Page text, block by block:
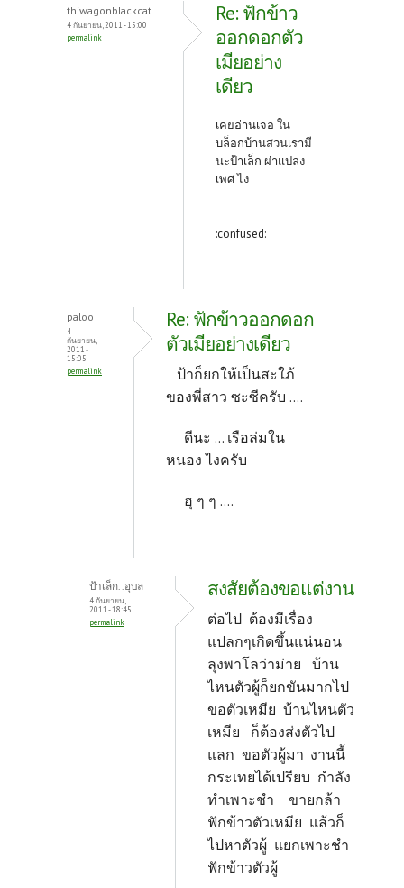
thiwagonblackcat
4 กันยายน, 2011 - 15:00
permalink
Re: ฟักข้าว
ออกดอกตัว
เมียอย่าง
เดียว
เคยอ่านเจอ ใน
บล็อกบ้านสวนเรามี
นะป้าเล็ก ผ่าแปลง
เพศ ไง
:confused:
paloo
4
กันยายน,
2011 -
15:05
permalink
Re: ฟักข้าวออกดอก
ตัวเมียอย่างเดียว
ป้าก็ยกให้เป็นสะใภ้
ของพี่สาว ซะซีครับ ....
ดีนะ ... เรือล่มใน
หนอง ไงครับ
ฮุ ๆ ๆ ....
ป้าเล็ก..อุบล
4 กันยายน,
2011 - 18:45
permalink
สงสัยต้องขอแต่งาน
ต่อไป ต้องมีเรื่อง
แปลกๆเกิดขึ้นแน่นอน
ลุงพาโลว่าม่าย บ้าน
ไหนตัวผู้ก็ยกขันมากไป
ขอตัวเหมีย บ้านไหนตัว
เหมีย ก็ต้องส่งตัวไป
แลก ขอตัวผู้มา งานนี้
กระเทยได้เปรียบ กำลัง
ทำเพาะชำ ขายกล้า
ฟักข้าวตัวเหมีย แล้วก็
ไปหาตัวผู้ แยกเพาะชำ
ฟักข้าวตัวผู้